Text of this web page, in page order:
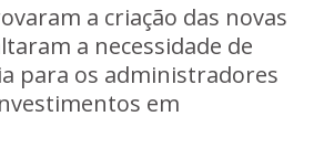
a criação das novas
a necessidade de
para os administradores
em